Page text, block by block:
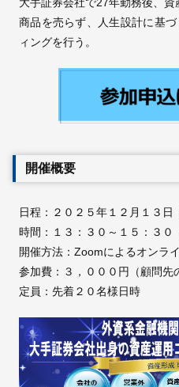
商品を売らず、人生設計に基
ィングを行う。
開催概要
日程：２０２５年１２月１３日
時間：１３：３０～１５：３０
開催方法：Zoomによるオンラ
参加費：３，０００円（顧問先
定員：先着２０名様日時